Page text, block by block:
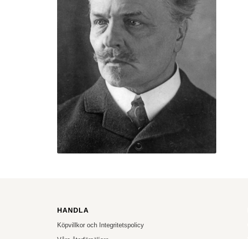
HANDLA
Köpvillkor och Integritetspolicy